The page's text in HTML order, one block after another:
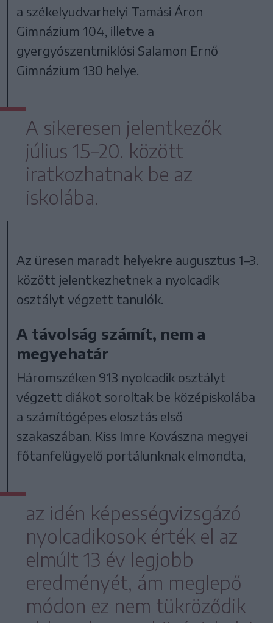
a székelyudvarhelyi Tamási Áron
Gimnázium 104, illetve a
gyergyószentmiklósi Salamon Ernő
Gimnázium 130 helye.
A sikeresen jelentkezők
július 15–20. között
iratkozhatnak be az
iskolába.
Az üresen maradt helyekre augusztus 1–3.
között jelentkezhetnek a nyolcadik
osztályt végzett tanulók.
A távolság számít, nem a
megyehatár
Háromszéken 913 nyolcadik osztályt
végzett diákot soroltak be középiskolába
a számítógépes elosztás első
szakaszában. Kiss Imre Kovászna megyei
főtanfelügyelő portálunknak elmondta,
az idén képességvizsgázó
nyolcadikosok érték el az
elmúlt 13 év legjobb
eredményét, ám meglepő
módon ez nem tükröződik